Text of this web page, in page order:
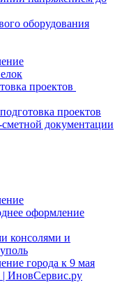
оборудования
проектов
проектов
сметной документации
оформление
консолями и
города к 9 мая
ИновСервис.ру